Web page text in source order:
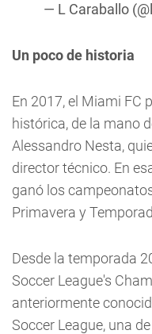
— L Caraballo
Un poco de historia
En 2017, el Miami FC
histórica, de la mano
Alessandro Nesta,
director técnico. En
ganó los
Primavera y
Desde la temporada
Soccer League's
anteriormente
Soccer League, una